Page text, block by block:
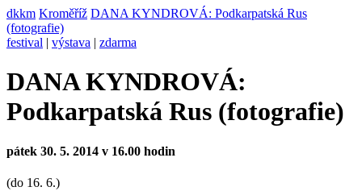
dkkm Kroměříž DANA KYNDROVÁ: Podkarpatská Rus
(fotografie)
festival | výstava | zdarma
DANA KYNDROVÁ:
Podkarpatská Rus (fotografie)
pátek 30. 5. 2014 v 16.00 hodin
(do 16. 6.)